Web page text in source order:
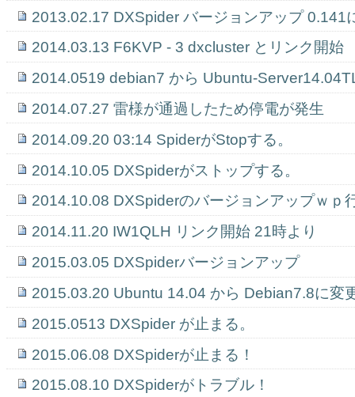
2013.02.17 DXSpider バージョンアップ 0.141
2014.03.13 F6KVP - 3 dxcluster とリンク開始
2014.0519 debian7 から Ubuntu-
2014.07.27 雷様が通過したため停電が発生
2014.09.20 03:14 SpiderがStopする。
2014.10.05 DXSpiderがストップする。
2014.10.08 DXSpiderのバージョンアップｗｐ
2014.11.20 IW1QLH リンク開始 21時より
2015.03.05 DXSpiderバージョンアップ
2015.03.20 Ubuntu 14.04 から Debian7.8に変
2015.0513 DXSpider が止まる。
2015.06.08 DXSpiderが止まる！
2015.08.10 DXSpiderがトラブル！